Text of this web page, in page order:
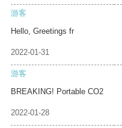
游客
Hello, Greetings fr
2022-01-31
游客
BREAKING! Portable CO2
2022-01-28